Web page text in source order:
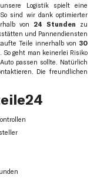
Logistik spielt eine
sind wir dank optimierter
von 24 Stunden zu
und Pannendiensten
Teile innerhalb von 30
geht man keinerlei Risiko
passen sollte. Natürlich
Die freundlichen